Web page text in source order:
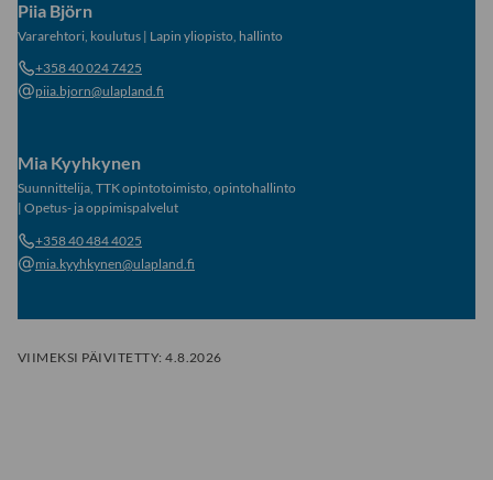
Piia Björn
Vararehtori, koulutus | Lapin yliopisto, hallinto
+358 40 024 7425
piia.bjorn@ulapland.fi
Mia Kyyhkynen
Suunnittelija, TTK opintotoimisto, opintohallinto
| Opetus- ja oppimispalvelut
+358 40 484 4025
mia.kyyhkynen@ulapland.fi
VIIMEKSI PÄIVITETTY:4.8.2026